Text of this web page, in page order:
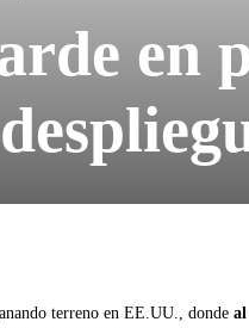
en
terreno en EE.UU., donde al